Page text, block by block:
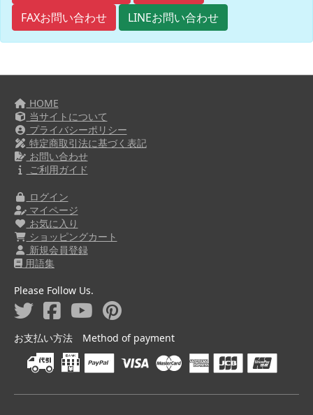
FAXお問い合わせ
LINEお問い合わせ
HOME
当サイトについて
プライバシーポリシー
特定商取引法に基づく表記
お問い合わせ
ご利用ガイド
ログイン
マイページ
お気に入り
ショッピングカート
新規会員登録
用語集
Please Follow Us.
お支払い方法 Method of payment